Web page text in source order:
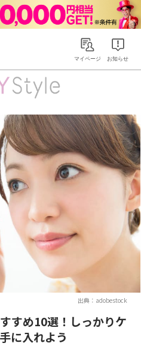
RAXYマイページ お知らせ
出典：adobestock
すめ10選！しっかりケ
に入れよう